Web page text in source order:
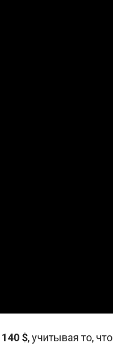
140 $, учитывая то, что